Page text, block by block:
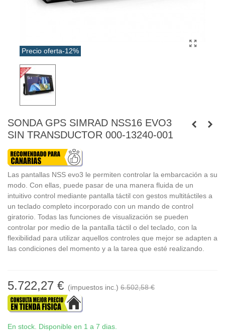
Precio oferta-12%
SONDA GPS SIMRAD NSS16 EVO3
SIN TRANSDUCTOR 000-13240-001
Las pantallas NSS evo3 le permiten controlar la embarcación a su
modo. Con ellas, puede pasar de una manera fluida de un
intuitivo control mediante pantalla táctil con gestos multitáctiles a
un teclado completo incorporado con un mando de control
giratorio. Todas las funciones de visualización se pueden
controlar por medio de la pantalla táctil o del teclado, con la
flexibilidad para utilizar aquellos controles que mejor se adapten a
las condiciones del momento y a la tarea que esté realizando.
5.722,27 € (impuestos inc.) 6.502,58 €
En stock. Disponible en 1 a 7 dias.